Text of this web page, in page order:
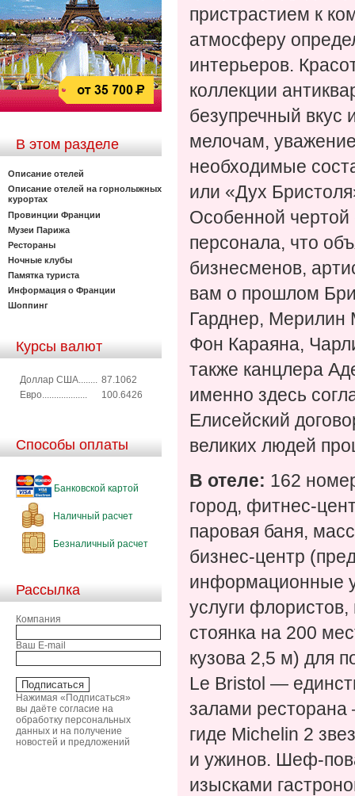
В этом разделе
Описание отелей
Описание отелей на горнолыжных
курортах
Провинции Франции
Музеи Парижа
Рестораны
Ночные клубы
Памятка туриста
Информация о Франции
Шоппинг
Курсы валют
Доллар США........ 87.1062
Евро...................
100.6426
Способы оплаты
Банковской картой
Наличный расчет
Безналичный расчет
Рассылка
Компания
Ваш E-mail
Нажимая «Подписаться»
вы даёте согласие на
обработку персональных
данных и на получение
новостей и предложений
пристрастием к
атмосферу
интерьеров.
коллекции
безупречный
мелочам,
необходимые
или «Дух
Особенной чертой
персонала, что
бизнесменов,
вам о прошлом
Гарднер, Мерилин
Фон Караяна,
также канцлера
именно здесь
Елисейский
великих людей
В отеле: 162
город, фитнес-
паровая баня,
бизнес-центр
информационные
услуги
стоянка на 200
кузова 2,5 м) для
Le Bristol —
залами
гиде Michelin 2
и ужинов. Шеф-
изысками